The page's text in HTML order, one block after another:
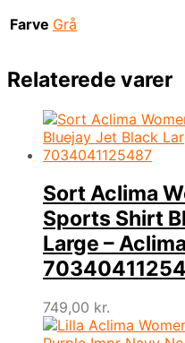
Farve Grå
Relaterede varer
Sort Aclima
Sports Shirt
Large –
749,00 kr.